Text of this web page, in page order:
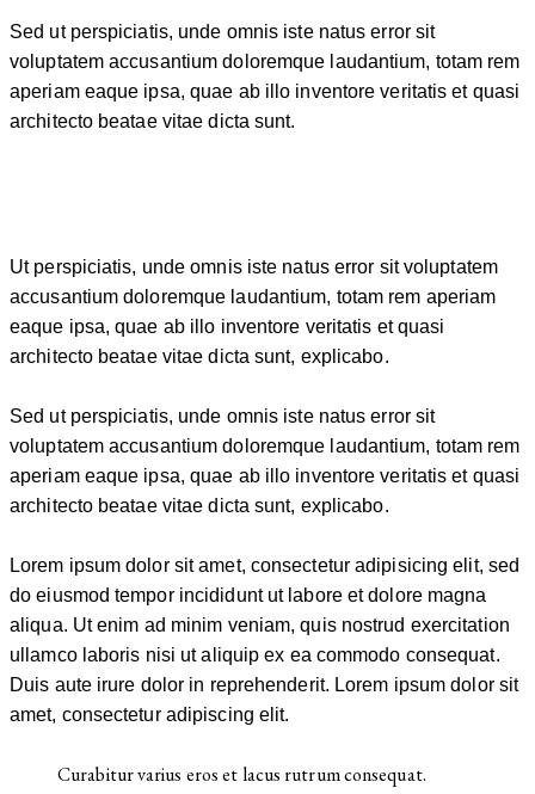
Sed ut perspiciatis, unde omnis iste natus error sit
voluptatem accusantium doloremque laudantium, totam rem
aperiam eaque ipsa, quae ab illo inventore veritatis et quasi
architecto beatae vitae dicta sunt.
Ut perspiciatis, unde omnis iste natus error sit voluptatem
accusantium doloremque laudantium, totam rem aperiam
eaque ipsa, quae ab illo inventore veritatis et quasi
architecto beatae vitae dicta sunt, explicabo.
Sed ut perspiciatis, unde omnis iste natus error sit
voluptatem accusantium doloremque laudantium, totam rem
aperiam eaque ipsa, quae ab illo inventore veritatis et quasi
architecto beatae vitae dicta sunt, explicabo.
Lorem ipsum dolor sit amet, consectetur adipisicing elit, sed
do eiusmod tempor incididunt ut labore et dolore magna
aliqua. Ut enim ad minim veniam, quis nostrud exercitation
ullamco laboris nisi ut aliquip ex ea commodo consequat.
Duis aute irure dolor in reprehenderit. Lorem ipsum dolor sit
amet, consectetur adipiscing elit.
Curabitur varius eros et lacus rutrum consequat.